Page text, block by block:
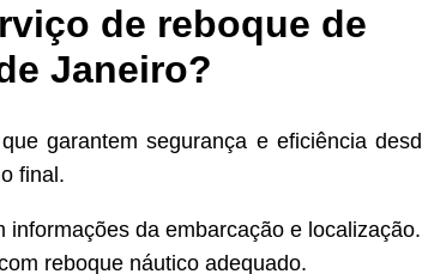
de reboque de
Janeiro?
garantem segurança e eficiência
final.
informações da embarcação e localização.
reboque náutico adequado.